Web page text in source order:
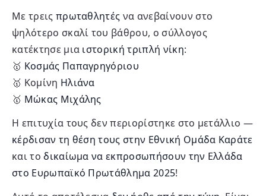
Με τρεις πρωταθλητές να ανεβαίνουν στο
ψηλότερο σκαλί του βάθρου, ο σύλλογος
κατέκτησε μια ιστορική τριπλή νίκη:
🥇 Κοσμάς Παπαγρηγόριου
🥇 Κομίνη Ηλιάνα
🥇 Μώκας Μιχάλης
Η επιτυχία τους δεν περιορίστηκε στο μετάλλιο —
κέρδισαν τη θέση τους στην Εθνική Ομάδα Καράτε
και τοδικαίωμα να εκπροσωπήσουν την Ελλάδα
στο Ευρωπαϊκό Πρωτάθλημα 2025!